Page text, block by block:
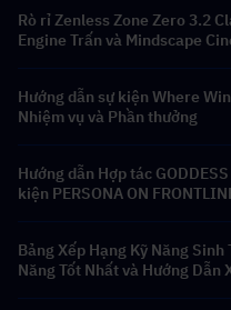
Rò rỉ Zenless Zone Zero 3.2
Engine Trấn và Mindscape
Hướng dẫn sự kiện Where
Nhiệm vụ và Phần thưởng
Hướng dẫn Hợp tác
kiện PERSONA ON
Bảng Xếp Hạng Kỹ Năng
Năng Tốt Nhất và Hướng Dẫn